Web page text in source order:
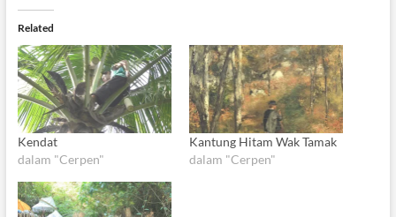
Related
Kendat
dalam "Cerpen"
Kantung Hitam Wak Tamak
dalam "Cerpen"